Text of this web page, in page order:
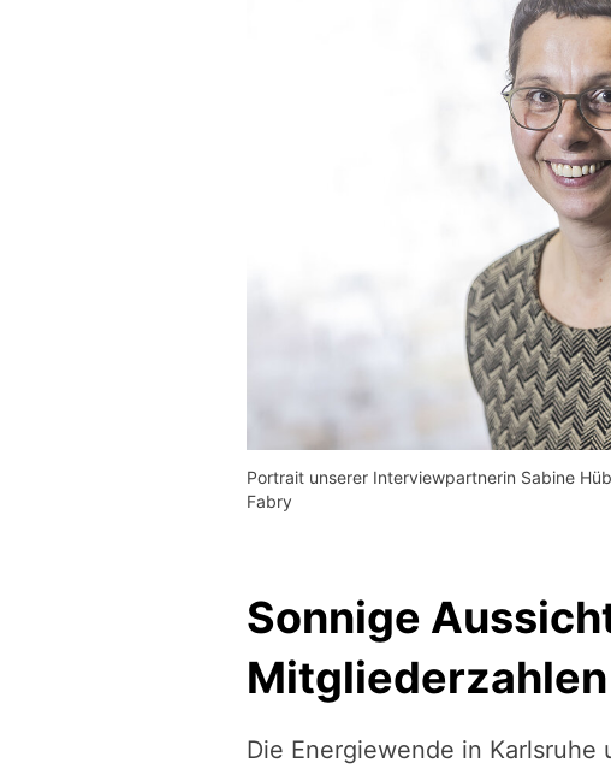
Portrait unserer Interviewpartnerin Sabine
Fabry
Sonnige
Mitgliederzahlen
Die Energiewende in